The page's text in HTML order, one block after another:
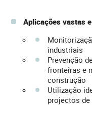
Aplicações vastas
industriais
Prevenção
fronteiras e
construção
Utilização
projectos